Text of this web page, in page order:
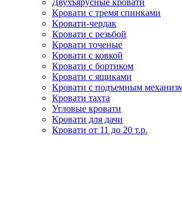
Двухъярусные кровати
Кровати с тремя спинками
Кровати-чердак
Кровати с резьбой
Кровати точеные
Кровати с ковкой
Кровати с бортиком
Кровати с ящиками
Кровати с подъемным
Кровати тахта
Угловые кровати
Кровати для дачи
Кровати от 11 до 20 т.р.